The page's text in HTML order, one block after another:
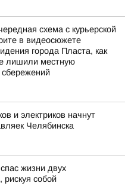
схема с курьерской
в видеосюжете
города Пласта, как
лишили местную
и электриков начнут
Челябинска
жизни двух
собой